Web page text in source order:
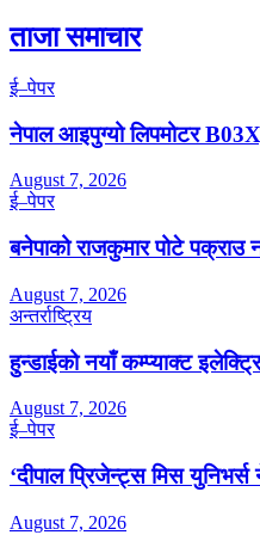
ताजा समाचार
ई–पेपर
नेपाल आइपुग्यो लिपमोटर
August 7, 2026
ई–पेपर
बनेपाको राजकुमार पोटे पक्राउ
August 7, 2026
अन्तर्राष्ट्रिय
हुन्डाईको नयाँ कम्प्याक्ट
August 7, 2026
ई–पेपर
‘दीपाल प्रिजेन्ट्स मिस
August 7, 2026